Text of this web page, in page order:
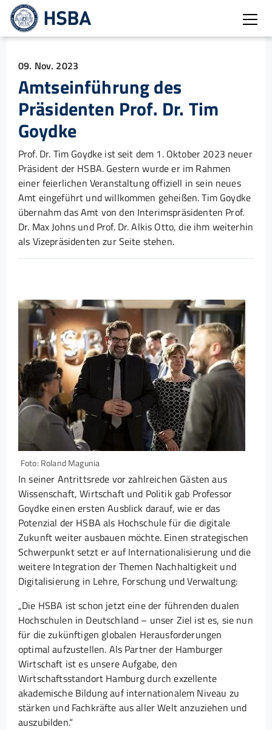
09. Nov. 2023
Amtseinführung des
Präsidenten Prof. Dr. Tim
Goydke
Prof. Dr. Tim Goydke ist seit dem 1. Oktober 2023 neuer
Präsident der HSBA. Gestern wurde er im Rahmen
einer feierlichen Veranstaltung offiziell in sein neues
Amt eingeführt und willkommen geheißen. Tim Goydke
übernahm das Amt von den Interimspräsidenten Prof.
Dr. Max Johns und Prof. Dr. Alkis Otto, die ihm weiterhin
als Vizepräsidenten zur Seite stehen.
Foto: Roland Magunia
In seiner Antrittsrede vor zahlreichen Gästen aus
Wissenschaft, Wirtschaft und Politik gab Professor
Goydke einen ersten Ausblick darauf, wie er das
Potenzial der HSBA als Hochschule für die digitale
Zukunft weiter ausbauen möchte. Einen strategischen
Schwerpunkt setzt er auf Internationalisierung und die
weitere Integration der Themen Nachhaltigkeit und
Digitalisierung in Lehre, Forschung und Verwaltung:
„Die HSBA ist schon jetzt eine der führenden dualen
Hochschulen in Deutschland – unser Ziel ist es, sie nun
für die zukünftigen globalen Herausforderungen
optimal aufzustellen. Als Partner der Hamburger
Wirtschaft ist es unsere Aufgabe, den
Wirtschaftsstandort Hamburg durch exzellente
akademische Bildung auf internationalem Niveau zu
stärken und Fachkräfte aus aller Welt anzuziehen und
auszubilden.“